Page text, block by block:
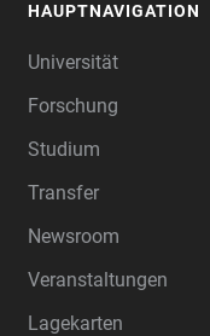
HAUPTNAVIGATION
Universität
Forschung
Studium
Transfer
Newsroom
Veranstaltungen
Lagekarten